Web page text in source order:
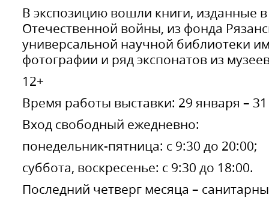
В экспозицию вошли книги, изданные
Отечественной войны, из фонда
универсальной научной библиотеки
фотографии и ряд экспонатов из
12+
Время работы выставки: 29 января –
Вход свободный ежедневно:
понедельник-пятница: с 9:30 до 20:00;
суббота, воскресенье: с 9:30 до 18:00.
Последний четверг месяца –